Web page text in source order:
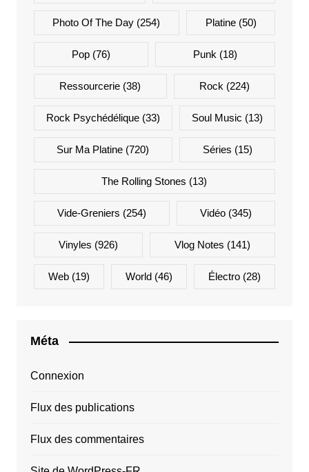
Photo Of The Day (254) Platine(50)
Pop(76) Punk (18)
Ressourcerie (38) Rock (224)
Rock Psychédélique(33) Soul Music (13)
Sur Ma Platine (720) Séries (15)
The Rolling Stones (13)
Vide-Greniers (254) Vidéo (345)
Vinyles (926) Vlog Notes (141)
Web(19) World (46) Électro (28)
Méta
Connexion
Flux des publications
Flux des commentaires